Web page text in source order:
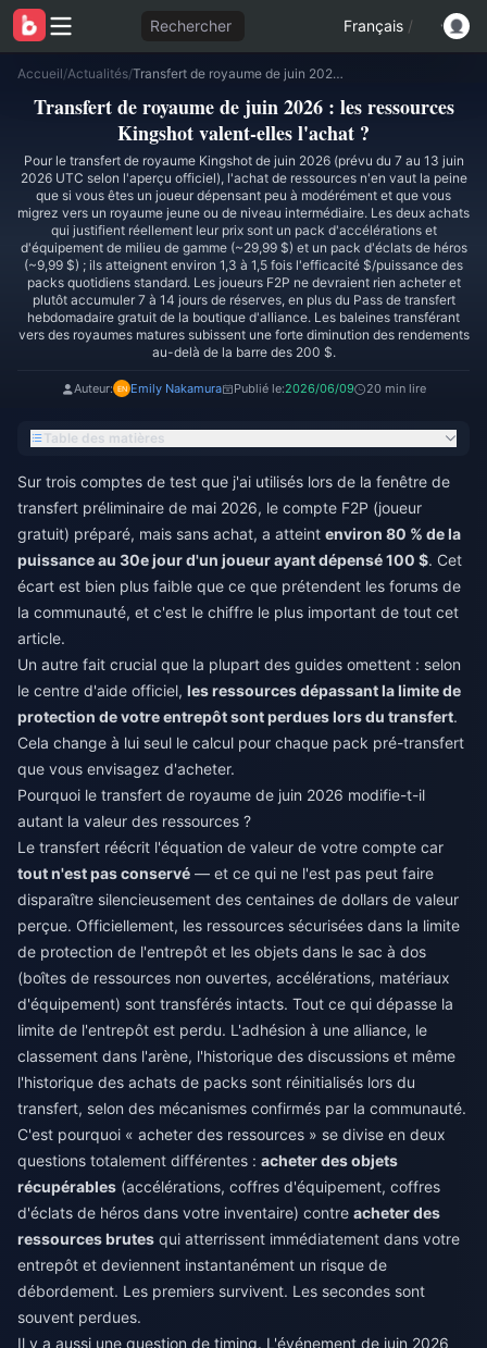
Rechercher Français /
Accueil/Actualités/ Transfert de royaume de juin 2026 : les ressources Kingshot valent-elles l'achat ?
Transfert de royaume de juin 2026 : les ressources
Kingshot valent-elles l'achat ?
Pour le transfert de royaume Kingshot de juin 2026 (prévu du 7 au 13 juin
2026 UTC selon l'aperçu officiel), l'achat de ressources n'en vaut la peine
que si vous êtes un joueur dépensant peu à modérément et que vous
migrez vers un royaume jeune ou de niveau intermédiaire. Les deux achats
qui justifient réellement leur prix sont un pack d'accélérations et
d'équipement de milieu de gamme (~29,99 $) et un pack d'éclats de héros
(~9,99 $) ; ils atteignent environ 1,3 à 1,5 fois l'efficacité $/puissance des
packs quotidiens standard. Les joueurs F2P ne devraient rien acheter et
plutôt accumuler 7 à 14 jours de réserves, en plus du Pass de transfert
hebdomadaire gratuit de la boutique d'alliance. Les baleines transférant
vers des royaumes matures subissent une forte diminution des rendements
au-delà de la barre des 200 $.
Auteur: Emily Nakamura Publié le:2026/06/09 20 min lire
Table des matières
Sur trois comptes de test que j'ai utilisés lors de la fenêtre de
transfert préliminaire de mai 2026, le compte F2P (joueur
gratuit) préparé, mais sans achat, a atteint environ 80 % de la
puissance au 30e jour d'un joueur ayant dépensé 100 $. Cet
écart est bien plus faible que ce que prétendent les forums de
la communauté, et c'est le chiffre le plus important de tout cet
article.
Un autre fait crucial que la plupart des guides omettent : selon
le centre d'aide officiel, les ressources dépassant la limite de
protection de votre entrepôt sont perdues lors du transfert.
Cela change à lui seul le calcul pour chaque pack pré-transfert
que vous envisagez d'acheter.
Pourquoi le transfert de royaume de juin 2026 modifie-t-il
autant la valeur des ressources ?
Le transfert réécrit l'équation de valeur de votre compte car
tout n'est pas conservé — et ce qui ne l'est pas peut faire
disparaître silencieusement des centaines de dollars de valeur
perçue. Officiellement, les ressources sécurisées dans la limite
de protection de l'entrepôt et les objets dans le sac à dos
(boîtes de ressources non ouvertes, accélérations, matériaux
d'équipement) sont transférés intacts. Tout ce qui dépasse la
limite de l'entrepôt est perdu. L'adhésion à une alliance, le
classement dans l'arène, l'historique des discussions et même
l'historique des achats de packs sont réinitialisés lors du
transfert, selon des mécanismes confirmés par la communauté.
C'est pourquoi « acheter des ressources » se divise en deux
questions totalement différentes : acheter des objets
récupérables (accélérations, coffres d'équipement, coffres
d'éclats de héros dans votre inventaire) contre acheter des
ressources brutes qui atterrissent immédiatement dans votre
entrepôt et deviennent instantanément un risque de
débordement. Les premiers survivent. Les secondes sont
souvent perdues.
Il y a aussi une question de timing. L'événement de juin 2026